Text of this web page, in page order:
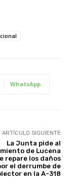
WhatsApp
ARTÍCULO SIGUIENTE
La Junta pide al
de Lucena
repare los daños
el derrumbe de
en la A-318